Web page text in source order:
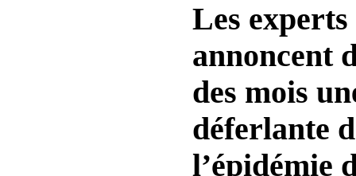
Les experts
annoncent
des mois
déferlante
l’épidémie